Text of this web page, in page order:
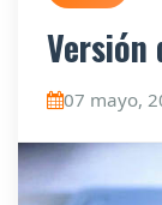
Versión
07 mayo,